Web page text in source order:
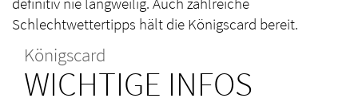
Schlechtwettertipps hält die Königscard bereit.
Königscard
WICHTIGE INFOS